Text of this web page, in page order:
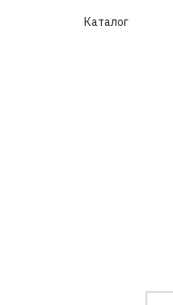
Каталог